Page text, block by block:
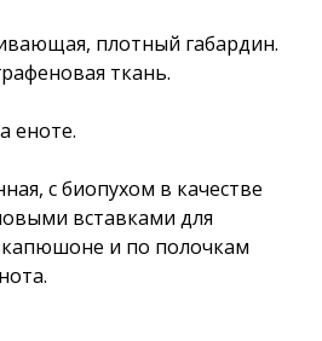
плотный габардин.
ткань.
еноте.
с биопухом в качестве
вставками для
капюшоне и по полочкам